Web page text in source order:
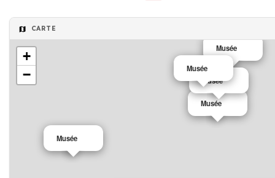
CARTE
Musée
Musée
Musée
Musée
Musée
+
−